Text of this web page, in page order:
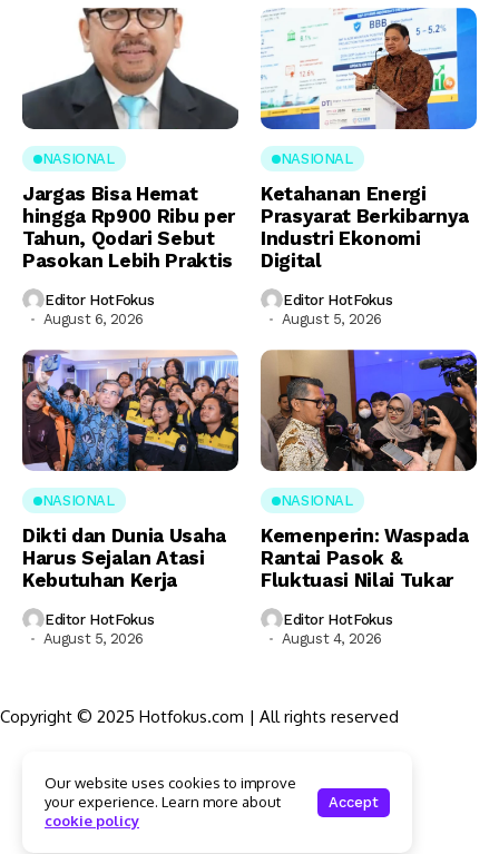
NASIONAL
Jargas Bisa Hemat
hingga Rp900 Ribu per
Tahun, Qodari Sebut
Pasokan Lebih Praktis
Editor HotFokus
August 6, 2026
NASIONAL
Ketahanan Energi
Prasyarat Berkibarnya
Industri Ekonomi
Digital
Editor HotFokus
August 5, 2026
NASIONAL
Dikti dan Dunia Usaha
Harus Sejalan Atasi
Kebutuhan Kerja
Editor HotFokus
August 5, 2026
NASIONAL
Kemenperin: Waspada
Rantai Pasok &
Fluktuasi Nilai Tukar
Editor HotFokus
August 4, 2026
Copyright © 2025 Hotfokus.com | All rights reserved
Struktur Organisasi
Kode Etik Jurnalistik
Pedoman Pemberitaan Media Siber
Our website uses cookies to improve
your experience. Learn more about
cookie policy
Accept